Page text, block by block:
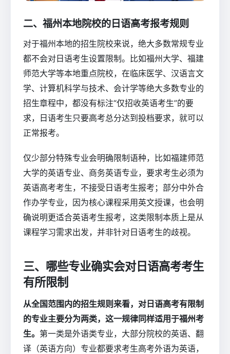
二、福州本地院校的日语高考报考规则
对于福州本地的招生院校来说，绝大多数常规专业
都不会对日语考生设置限制。比如福州大学、福建
师范大学等本地重点院校，在临床医学、汉语言文
学、计算机科学与技术、会计学等绝大多数专业的
招生章程中，都没有标注“仅招收英语考生”的要
求，日语考生只要高考总分达到投档要求，就可以
正常报考。
仅少部分特殊专业会明确限制语种，比如福建师范
大学的英语专业、商务英语专业，要求考生必须为
英语高考考生，不接受日语考生报考；部分中外合
作办学专业，因为核心课程采用英文授课，也会明
确说明更适合英语考生报考，这类限制本质上是从
课程学习需求出发，并非针对日语考生的歧视。
三、哪些专业确实会对日语高考考生
有所限制
从全国范围内的招生规则来看，对日语高考有限制
的专业主要分为两类，这一规律同样适用于福州考
生。 第一类是外语类专业，大部分院校的英语、翻
译（英语方向）专业都要求考生高考外语为英语，